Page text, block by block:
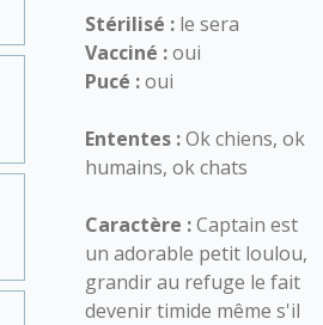
Stérilisé : le sera
Vacciné :oui
Pucé :oui
Ententes :Ok chiens, ok
humains, ok chats
Caractère :Captain est
un adorable petit loulou,
grandir au refuge le fait
devenir timide même s'il